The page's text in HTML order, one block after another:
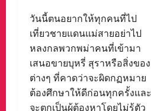
วันนี้ตนอยากให้ทุกคนที่ไป
เที่ยวชายแดนแม่สายอย่าไป
หลงกลพวกพม่าคนที่เข้ามา
เสนอขายบุหรี่ สุราหรือสิ่งของ
ต่างๆ ที่คาดว่าจะผิดกฏหมาย
ต้องศึกษาให้ดีก่อนทุกครั้งและ
จะตกเป็นผู้ต้องหาโดยไม่รู้ตัว